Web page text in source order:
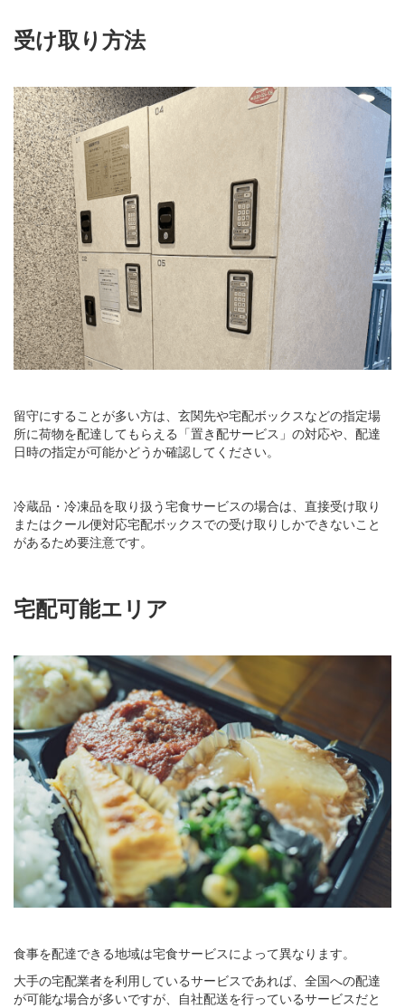
受け取り方法
留守にすることが多い方は、玄関先や宅配ボックスなどの指定場
所に荷物を配達してもらえる「置き配サービス」の対応や、配達
日時の指定が可能かどうか確認してください。
冷蔵品・冷凍品を取り扱う宅食サービスの場合は、直接受け取り
またはクール便対応宅配ボックスでの受け取りしかできないこと
があるため要注意です。
宅配可能エリア
食事を配達できる地域は宅食サービスによって異なります。
大手の宅配業者を利用しているサービスであれば、全国への配達
が可能な場合が多いですが、自社配送を行っているサービスだと